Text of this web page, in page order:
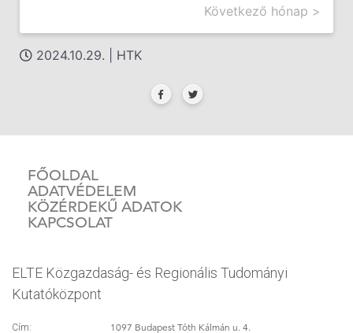
Következő hónap >
2024.10.29. | HTK
FŐOLDAL
ADATVÉDELEM
KÖZÉRDEKŰ ADATOK
KAPCSOLAT
ELTE Közgazdaság- és Regionális Tudományi
Kutatóközpont
Cím: 1097 Budapest Tóth Kálmán u. 4.